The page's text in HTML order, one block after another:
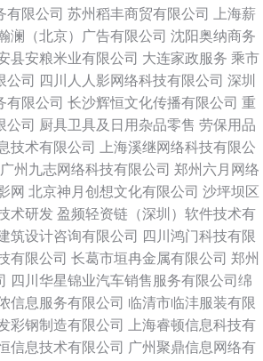
有限公司 苏州稻丰商贸有限公司
上海薪
澜（北京）广告有限公司 沈阳奥纳商务
县安粮米业有限公司 大连家政服务 乘市
公司
四川人人影网络科技有限公司 深圳
有限公司 长沙辉恒文化传播有限公司 重
公司 厨具卫具及日用杂品零售 劳保用品
技术有限公司
上海溪继网络科技有限公
广州九志网络科技有限公司 郑州六月网络
网 北京神月创想文化有限公司 沙坪坝区
术研发 盈频轻资链（深圳）软件技术有
筑设计咨询有限公司
四川鸿门科技有限
有限公司 长葛市垣冉金属有限公司 郑州
四川华星锦业汽车销售服务有限公司绵
信息服务有限公司 临清市临沣服装有限
彩钢制造有限公司
上海睿顿信息科技有
信息技术有限公司 广州聚鼎信息网络有